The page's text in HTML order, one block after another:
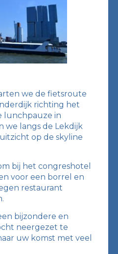
we de fietsroute
richting het
lunchpauze in
we langs de Lekdijk
op de skyline
bij het congreshotel
voor een borrel en
restaurant
bijzondere en
neergezet te
uw komst met veel